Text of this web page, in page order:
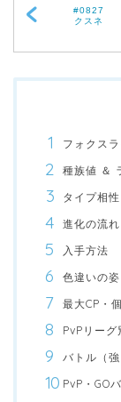
#0827
クスネ
フォクスラ
種族値 ＆
タイプ相性
進化の流れ
入手方法
色違いの姿
最大CP・
PvPリー
バトル（強
PvP・GO